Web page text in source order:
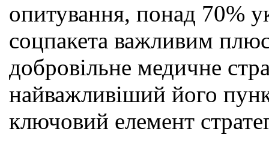
опитування, понад 70%
соцпакета важливим
добровільне медичне
найважливіший його
ключовий елемент